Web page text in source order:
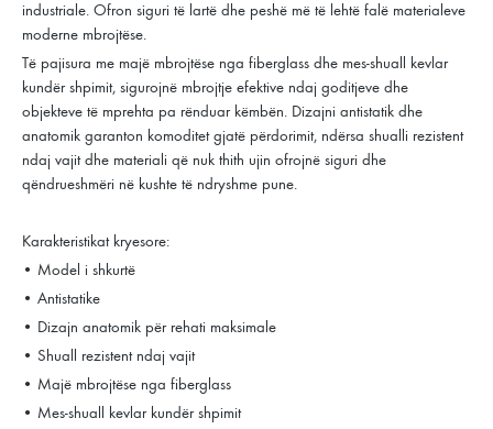
industriale. Ofron siguri të lartë dhe peshë më të lehtë falë materialeve
moderne mbrojtëse.
Të pajisura me majë mbrojtëse nga fiberglass dhe mes-shuall kevlar
kundër shpimit, sigurojnë mbrojtje efektive ndaj goditjeve dhe
objekteve të mprehta pa rënduar këmbën. Dizajni antistatik dhe
anatomik garanton komoditet gjatë përdorimit, ndërsa shualli rezistent
ndaj vajit dhe materiali që nuk thith ujin ofrojnë siguri dhe
qëndrueshmëri në kushte të ndryshme pune.
Karakteristikat kryesore:
• Model i shkurtë
• Antistatike
• Dizajn anatomik për rehati maksimale
• Shuall rezistent ndaj vajit
• Majë mbrojtëse nga fiberglass
• Mes-shuall kevlar kundër shpimit